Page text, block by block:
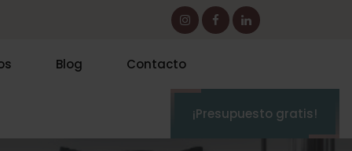
Blog Contacto
¡Presupuesto gratis!